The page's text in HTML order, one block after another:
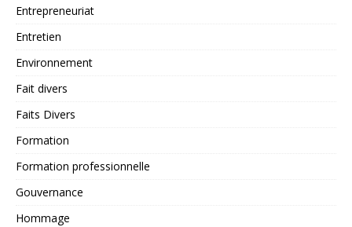
Entrepreneuriat
Entretien
Environnement
Fait divers
Faits Divers
Formation
Formation professionnelle
Gouvernance
Hommage